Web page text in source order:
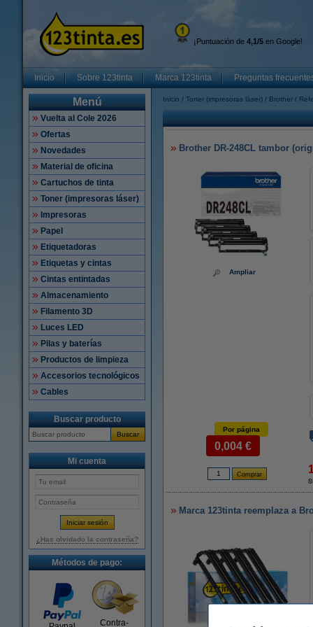
¡Puntuación de 4,1/5 en Google!
Inicio Sobre 123tinta Marca 123tinta Preguntas
Menú
Vuelta al Cole 2026
Ofertas
Novedades
Material de oficina
Cartuchos de tinta
Toner (impresoras láser)
Impresoras
Papel
Etiquetadoras
Etiquetas y cintas
Cintas entintadas
Almacenamiento
Filamento 3D
Luces LED
Pilas y baterías
Productos de limpieza
Accesorios tecnológicos
Cables
Buscar producto
Buscar
Mi cuenta
¿Has olvidado la contraseña?
Métodos de pago:
Contra-
Inicio Toner (impresoras láser) Brother
Brother DR-248CL tambor
Ampliar
Por página
0,004 €
Marca 123tinta reemplaza a